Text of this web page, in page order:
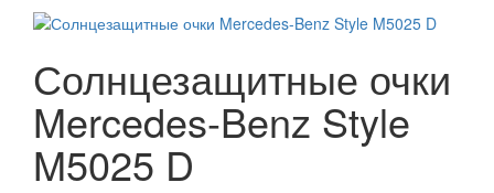
Солнцезащитные очки
Mercedes-Benz Style
M5025 D